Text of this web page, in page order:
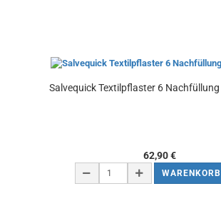
Salvequick Textilpflaster 6 Nachfüllung
62,90 €
WARENKORB